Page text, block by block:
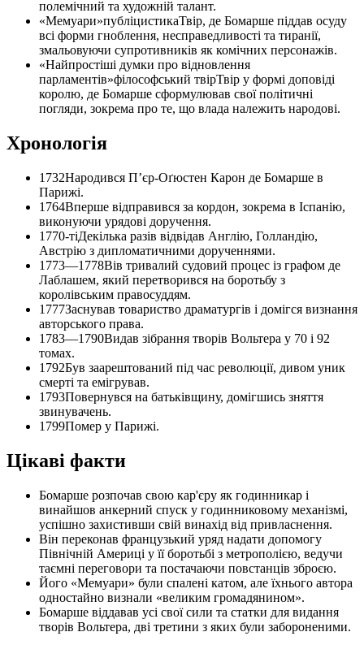
полемічний та художній талант.
«Мемуари»публіцистикаТвір, де Бомарше піддав осуду
всі форми гноблення, несправедливості та тиранії,
змальовуючи супротивників як комічних персонажів.
«Найпростіші думки про відновлення
парламентів»філософський твірТвір у формі доповіді
королю, де Бомарше сформулював свої політичні
погляди, зокрема про те, що влада належить народові.
Хронологія
1732Народився П’єр-Оґюстен Карон де Бомарше в
Парижі.
1764Вперше відправився за кордон, зокрема в Іспанію,
виконуючи урядові доручення.
1770-тіДекілька разів відвідав Англію, Голландію,
Австрію з дипломатичними дорученнями.
1773—1778Вів тривалий судовий процес із графом де
Лаблашем, який перетворився на боротьбу з
королівським правосуддям.
1777Заснував товариство драматургів і домігся визнання
авторського права.
1783—1790Видав зібрання творів Вольтера у 70 і 92
томах.
1792Був заарештований під час революції, дивом уник
смерті та емігрував.
1793Повернувся на батьківщину, домігшись зняття
звинувачень.
1799Помер у Парижі.
Цікаві факти
Бомарше розпочав свою кар'єру як годинникар і
винайшов анкерний спуск у годинниковому механізмі,
успішно захистивши свій винахід від привласнення.
Він переконав французький уряд надати допомогу
Північній Америці у її боротьбі з метрополією, ведучи
таємні переговори та постачаючи повстанців зброєю.
Його «Мемуари» були спалені катом, але їхнього автора
одностайно визнали «великим громадянином».
Бомарше віддавав усі свої сили та статки для видання
творів Вольтера, дві третини з яких були забороненими.